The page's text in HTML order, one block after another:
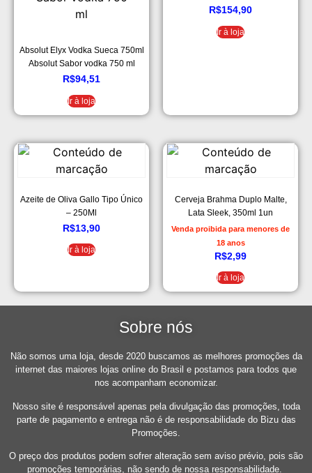
Absolut Elyx Vodka Sueca 750ml
Absolut Sabor vodka 750 ml
R$94,51
Ir à loja
250ml
R$154,90
Ir à loja
Azeite de Oliva Gallo Tipo Único
– 250Ml
R$13,90
Ir à loja
Cerveja Brahma Duplo Malte,
Lata Sleek, 350ml 1un
Venda proibida para menores de
18 anos
R$2,99
Ir à loja
Sobre nós
Não somos uma loja, desde 2020 buscamos as melhores promoções da
internet das maiores lojas online do Brasil e postamos para todos que
nos acompanham economizar.
Nosso site é responsável apenas pela divulgação das promoções, toda
parte de pagamento e entrega não é de responsabilidade do Bizu das
Promoções.
O preço dos produtos podem sofrer alteração sem aviso prévio, pois são
promoções temporárias, não sendo de nossa responsabilidade.